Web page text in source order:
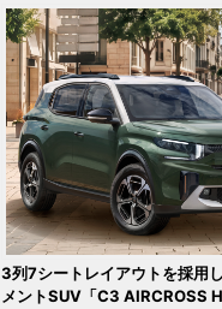
3列7シートレイアウトを採用
メントSUV「C3 AIRCROSS